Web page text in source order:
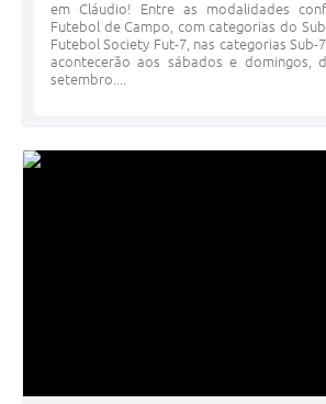
em Cláudio! Entre as modalidades
Futebol de Campo, com categorias do
Futebol Society Fut-7, nas categorias Sub-
acontecerão aos sábados e domingos,
setembro....